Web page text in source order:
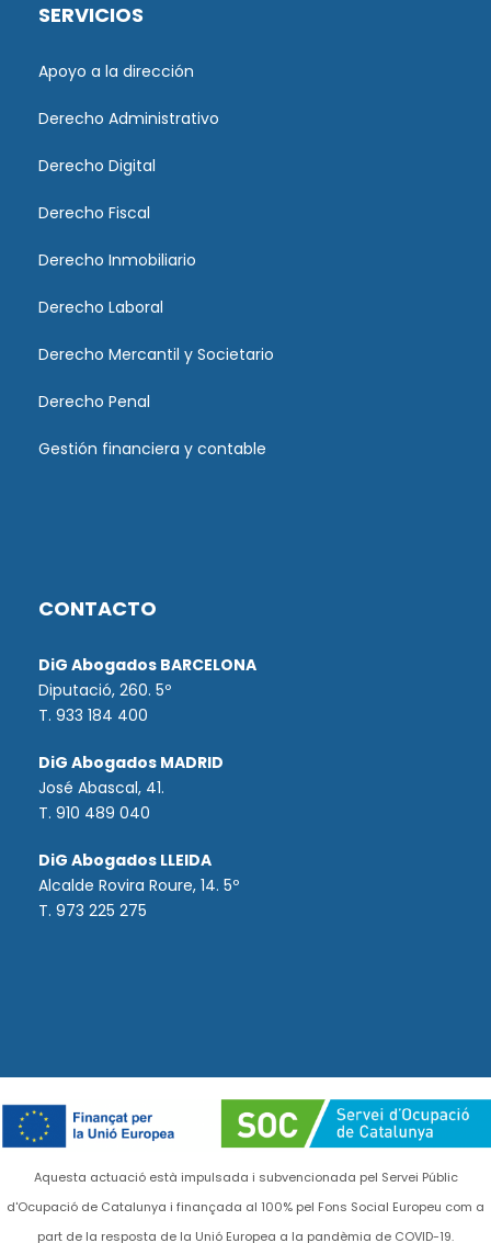
SERVICIOS
Apoyo a la dirección
Derecho Administrativo
Derecho Digital
Derecho Fiscal
Derecho Inmobiliario
Derecho Laboral
Derecho Mercantil y Societario
Derecho Penal
Gestión financiera y contable
CONTACTO
DiG Abogados BARCELONA
Diputació, 260. 5º
T. 933 184 400
DiG Abogados MADRID
José Abascal, 41.
T. 910 489 040
DiG Abogados LLEIDA
Alcalde Rovira Roure, 14. 5º
T. 973 225 275
Aquesta actuació està impulsada i subvencionada pel Servei Públic
d'Ocupació de Catalunya i finançada al 100% pel Fons Social Europeu com a
part de la resposta de la Unió Europea a la pandèmia de COVID-19.